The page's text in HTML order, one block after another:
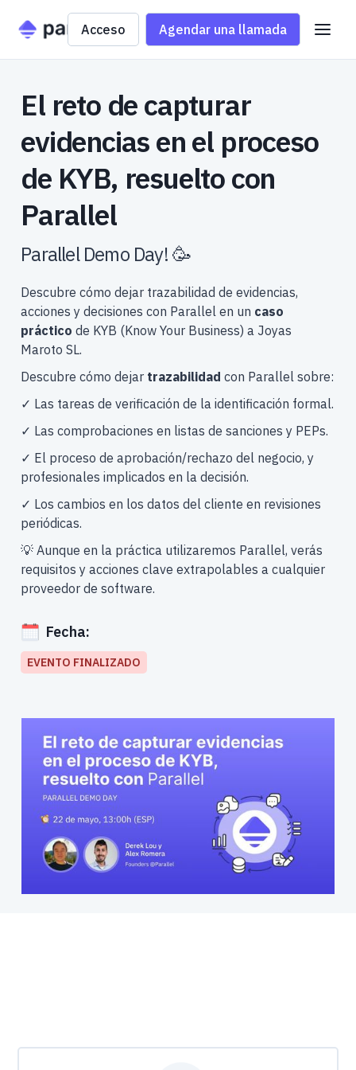
Acceso Agendar una llamada
El reto de capturar
evidencias en el proceso
de KYB, resuelto con
Parallel
Parallel Demo Day! 🥳
Descubre cómo dejar trazabilidad de evidencias,
acciones y decisiones con Parallel en un caso
práctico de KYB (Know Your Business) a Joyas
Maroto SL.
Descubre cómo dejar trazabilidad con Parallel sobre:
✓ Las tareas de verificación de la identificación formal.
✓ Las comprobaciones en listas de sanciones y PEPs.
✓ El proceso de aprobación/rechazo del negocio, y
profesionales implicados en la decisión.
✓ Los cambios en los datos del cliente en revisiones
periódicas.
💡 Aunque en la práctica utilizaremos Parallel, verás
requisitos y acciones clave extrapolables a cualquier
proveedor de software.
Fecha:
EVENTO FINALIZADO